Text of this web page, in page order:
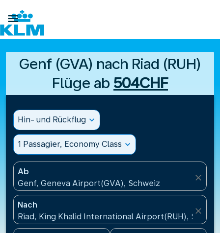

Genf (GVA) nach Riad (RUH)
Flüge ab 504CHF
Hin- und Rückflug expand_more
1 Passagier, Economy Class expand_more
Ab
Genf, Geneva Airport(GVA), Schweiz
close
Nach
Riad, King Khalid International Airport(RUH), Saudi-
close